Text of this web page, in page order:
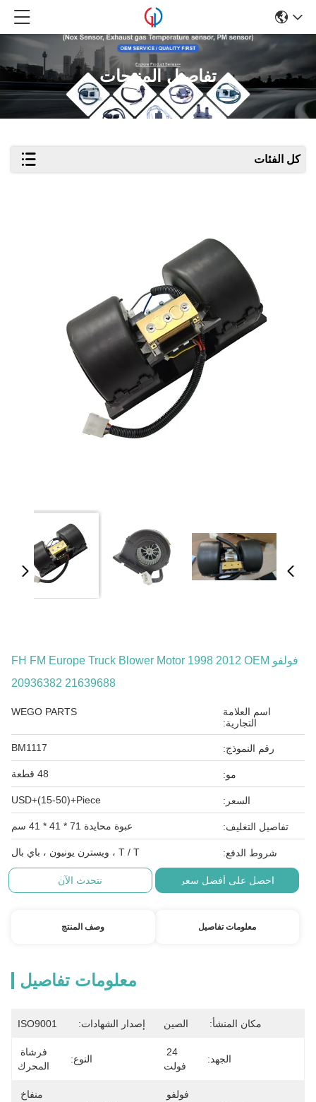
تفاصيل المنتجات
كل الفئات
فولفو FH FM Europe Truck Blower Motor 1998 2012 OEM
20936382 21639688
اسم العلامة
التجارية:
WEGO PARTS
رقم النموذج: BM1117
مو: 48 قطعة
السعر: USD+(15-50)+Piece
تفاصيل التغليف: عبوة محايدة 71 * 41 * 41 سم
شروط الدفع: T / T ، ويسترن يونيون ، باي بال
احصل على أفضل سعر نتحدث الآن
معلومات تفاصيل وصف المنتج
معلومات تفاصيل
مكان المنشأ: الصين إصدار الشهادات: ISO9001
الجهد:
فولت
النوع:
المحرك